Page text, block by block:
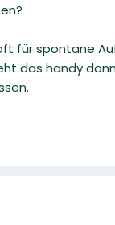
für spontane
das handy